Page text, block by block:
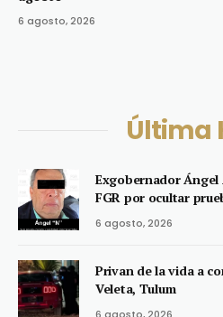
6 agosto, 2026
Última
Exgobernador
FGR por ocultar
6 agosto, 2026
Privan de la vida a
Veleta, Tulum
6 agosto, 2026